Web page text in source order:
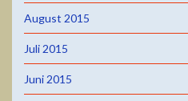
August 2015
Juli 2015
Juni 2015